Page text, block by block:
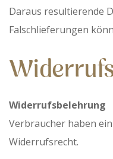
Daraus resultierende
Falschlieferungen
Widerrufsbelehrung
Verbraucher haben
Widerrufsrecht.